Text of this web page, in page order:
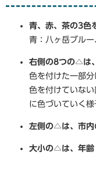
青、赤、茶の3色
青：八ヶ岳ブル
右側の8つの△は
色を付けた一部
色を付けていな
に色づいていく
左側の△は、市内
大小の△は、年齢